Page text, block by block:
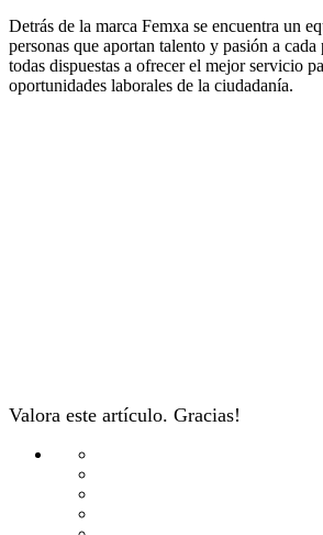
Detrás de la marca Femxa se encuentra un
personas que aportan talento y pasión a
todas dispuestas a ofrecer el mejor servicio
oportunidades laborales de la ciudadanía.
Valora este artículo. Gracias!